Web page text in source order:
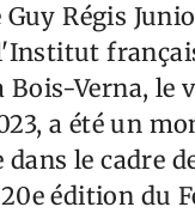
Régis
Bois-Verna, le
a été un
dans le cadre
édition du